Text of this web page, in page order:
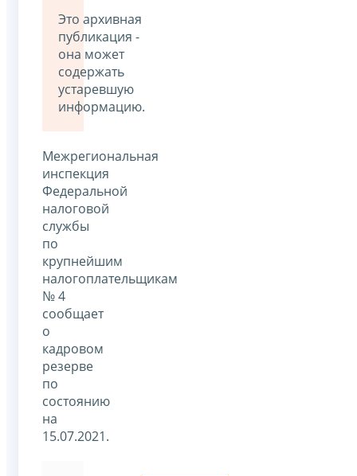
Это архивная
публикация -
она может
содержать
устаревшую
информацию.
Межрегиональная
инспекция
Федеральной
налоговой
службы
по
крупнейшим
налогоплательщикам
№ 4
сообщает
о
кадровом
резерве
по
состоянию
на
15.07.2021.